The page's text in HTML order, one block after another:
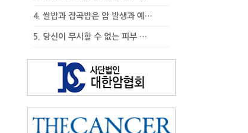
4. 쌀밥과 잡곡밥은 암 발생과 예…
5. 당신이 무시할 수 없는 피부 …